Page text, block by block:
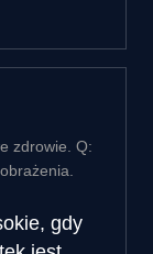
zdrowie. Q:
gdy